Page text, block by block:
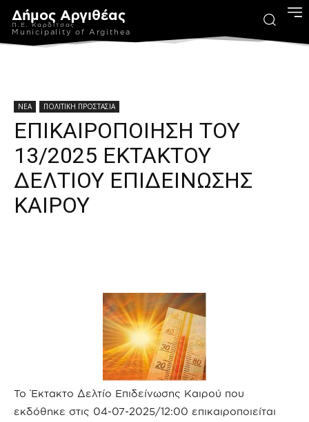
Δήμος Αργιθέας
Π.Ε. Καρδίτσας
Municipality of Argithea
ΝΕΑ ΠΟΛΙΤΙΚΗ ΠΡΟΣΤΑΣΙΑ
ΕΠΙΚΑΙΡΟΠΟΙΗΣΗ ΤΟΥ
13/2025 ΕΚΤΑΚΤΟΥ
ΔΕΛΤΙΟΥ ΕΠΙΔΕΙΝΩΣΗΣ
ΚΑΙΡΟΥ
Το Έκτακτο Δελτίο Επιδείνωσης Καιρού που
εκδόθηκε στις 04-07-2025/12:00 επικαιροποιείται